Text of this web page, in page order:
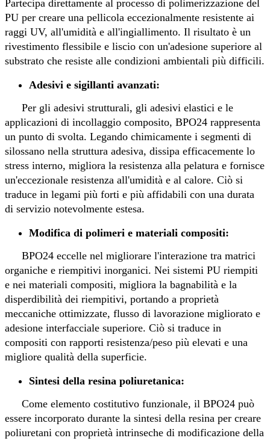
Partecipa direttamente al processo di polimerizzazione del
PU per creare una pellicola eccezionalmente resistente ai
raggi UV, all'umidità e all'ingiallimento. Il risultato è un
rivestimento flessibile e liscio con un'adesione superiore al
substrato che resiste alle condizioni ambientali più difficili.
Adesivi e sigillanti avanzati:
Per gli adesivi strutturali, gli adesivi elastici e le
applicazioni di incollaggio composito, BPO24 rappresenta
un punto di svolta. Legando chimicamente i segmenti di
silossano nella struttura adesiva, dissipa efficacemente lo
stress interno, migliora la resistenza alla pelatura e fornisce
un'eccezionale resistenza all'umidità e al calore. Ciò si
traduce in legami più forti e più affidabili con una durata
di servizio notevolmente estesa.
Modifica di polimeri e materiali compositi:
BPO24 eccelle nel migliorare l'interazione tra matrici
organiche e riempitivi inorganici. Nei sistemi PU riempiti
e nei materiali compositi, migliora la bagnabilità e la
disperdibilità dei riempitivi, portando a proprietà
meccaniche ottimizzate, flusso di lavorazione migliorato e
adesione interfacciale superiore. Ciò si traduce in
compositi con rapporti resistenza/peso più elevati e una
migliore qualità della superficie.
Sintesi della resina poliuretanica:
Come elemento costitutivo funzionale, il BPO24 può
essere incorporato durante la sintesi della resina per creare
poliuretani con proprietà intrinseche di modificazione della